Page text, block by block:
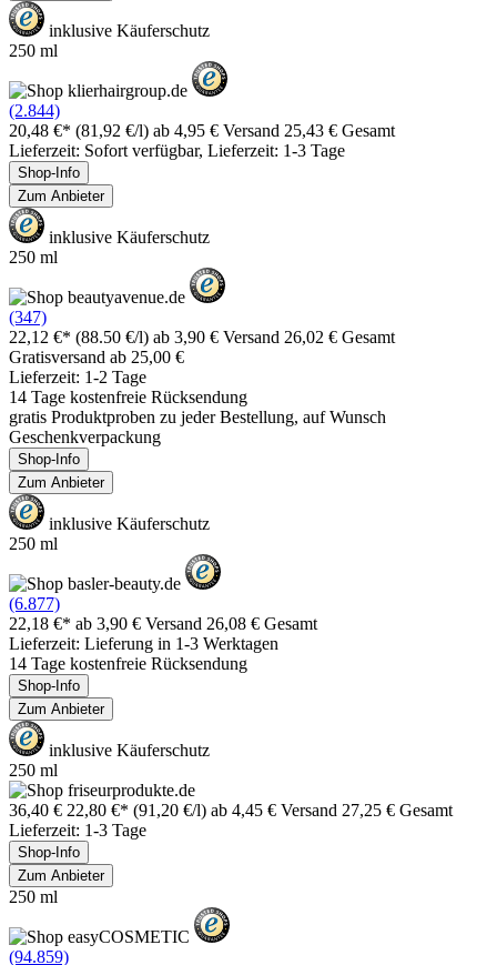
inklusive Käuferschutz
250 ml
(2.844)
20,48 €* (81,92 €/l) ab 4,95 € Versand 25,43 € Gesamt
Lieferzeit: Sofort verfügbar, Lieferzeit: 1-3 Tage
Shop-Info
Zum Anbieter
inklusive Käuferschutz
250 ml
(347)
22,12 €* (88.50 €/l) ab 3,90 € Versand 26,02 € Gesamt
Gratisversand ab 25,00 €
Lieferzeit: 1-2 Tage
14 Tage kostenfreie Rücksendung
gratis Produktproben zu jeder Bestellung, auf Wunsch
Geschenkverpackung
Shop-Info
Zum Anbieter
inklusive Käuferschutz
250 ml
(6.877)
22,18 €* ab 3,90 € Versand 26,08 € Gesamt
Lieferzeit: Lieferung in 1-3 Werktagen
14 Tage kostenfreie Rücksendung
Shop-Info
Zum Anbieter
inklusive Käuferschutz
250 ml
36,40 € 22,80 €* (91,20 €/l) ab 4,45 € Versand 27,25 € Gesamt
Lieferzeit: 1-3 Tage
Shop-Info
Zum Anbieter
250 ml
(94.859)